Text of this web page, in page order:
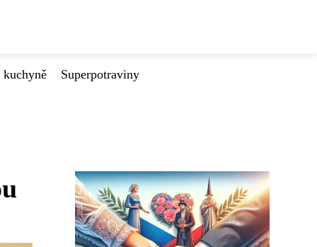
kuchyně
Superpotraviny